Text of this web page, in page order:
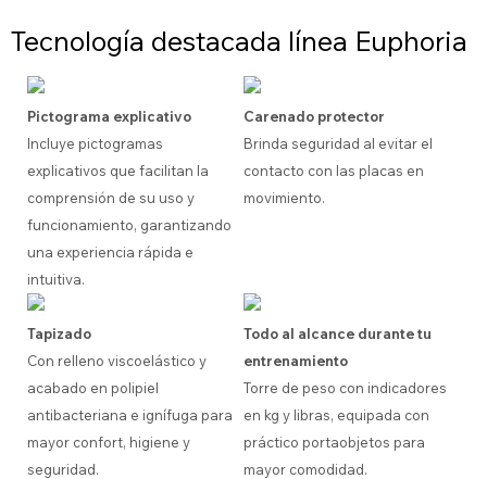
Tecnología destacada línea Euphoria
Pictograma explicativo
Incluye pictogramas
explicativos que facilitan la
comprensión de su uso y
funcionamiento, garantizando
una experiencia rápida e
intuitiva.
Carenado protector
Brinda seguridad al evitar el
contacto con las placas en
movimiento.
Tapizado
Con relleno viscoelástico y
acabado en polipiel
antibacteriana e ignífuga para
mayor confort, higiene y
seguridad.
Todo al alcance durante tu
entrenamiento
Torre de peso con indicadores
en kg y libras, equipada con
práctico portaobjetos para
mayor comodidad.